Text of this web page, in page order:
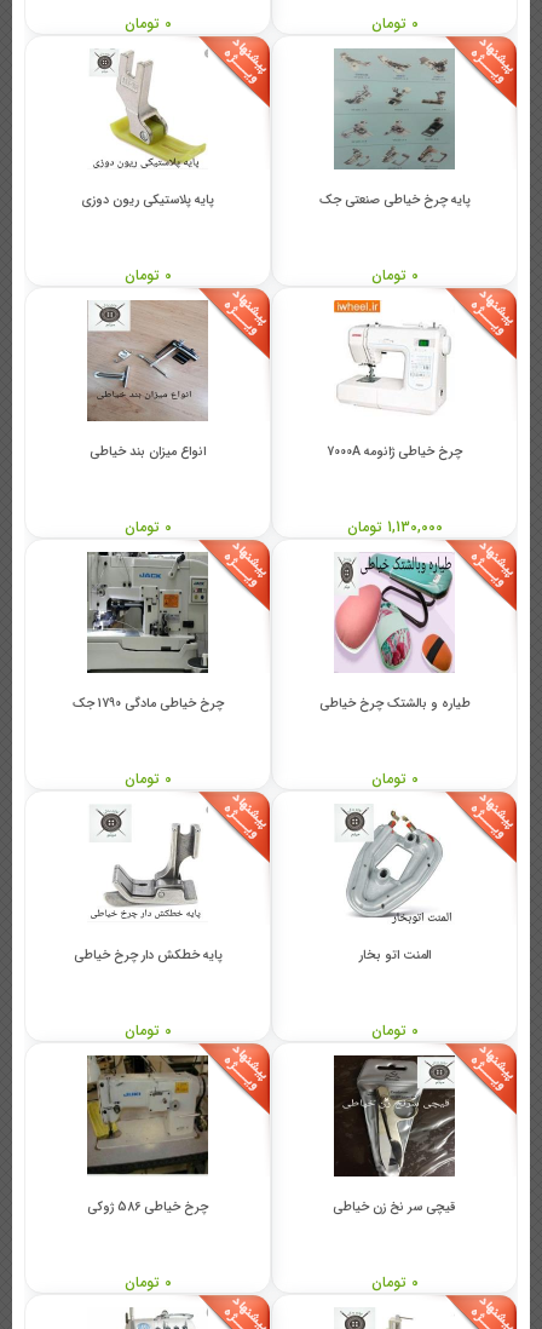
0 تومان 0 تومان
پایه چرخ خیاطی صنعتی جک
0 تومان
پایه پلاستیکی ریون دوزی
0 تومان
چرخ خیاطی ژانومه 7000A
1,130,000 تومان
انواع میزان بند خیاطی
0 تومان
طیاره و بالشتک چرخ خیاطی
0 تومان
چرخ خیاطی مادگی 1790 جک
0 تومان
المنت اتو بخار
0 تومان
پایه خطکش دار چرخ خیاطی
0 تومان
قیچی سر نخ زن خیاطی
0 تومان
چرخ خیاطی 586 ژوکی
0 تومان